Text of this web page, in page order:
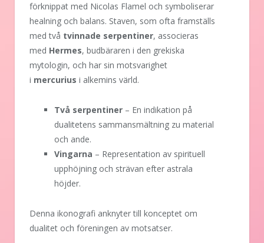
förknippat med Nicolas Flamel och symboliserar
healning och balans. Staven, som ofta framställs
med två tvinnade serpentiner, associeras
med Hermes, budbäraren i den grekiska
mytologin, och har sin motsvarighet
i mercurius i alkemins värld.
Två serpentiner – En indikation på
dualitetens sammansmältning zu material
och ande.
Vingarna – Representation av spirituell
upphöjning och strävan efter astrala
höjder.
Denna ikonografi anknyter till konceptet om
dualitet och föreningen av motsatser.